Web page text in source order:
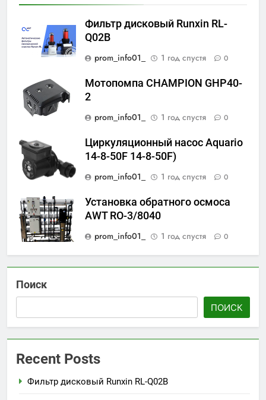
Фильтр дисковый Runxin RL-
Q02B
prom_info01_
1 год спустя 0
Мотопомпа CHAMPION GHP40-
2
prom_info01_
1 год спустя 0
Циркуляционный насос Aquario
14-8-50F 14-8-50F)
prom_info01_
1 год спустя 0
Установка обратного осмоса
AWT RO-3/8040
prom_info01_
1 год спустя 0
Поиск
ПОИСК
Recent Posts
Фильтр дисковый Runxin RL-Q02B